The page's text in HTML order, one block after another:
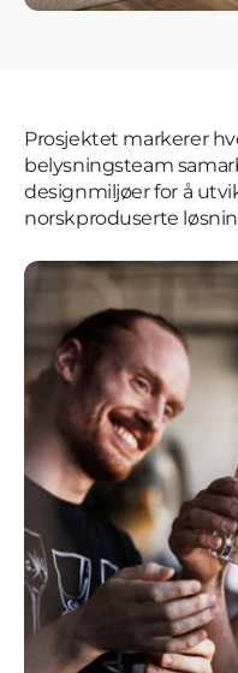
Prosjektet markerer
belysningsteam
designmiljøer for å
norskproduserte